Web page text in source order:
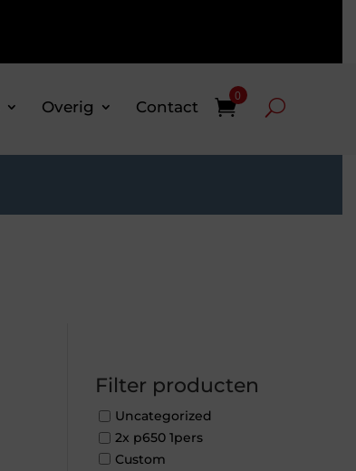
Overig Contact
0
Filter producten
Uncategorized
2x p650 1pers
Custom